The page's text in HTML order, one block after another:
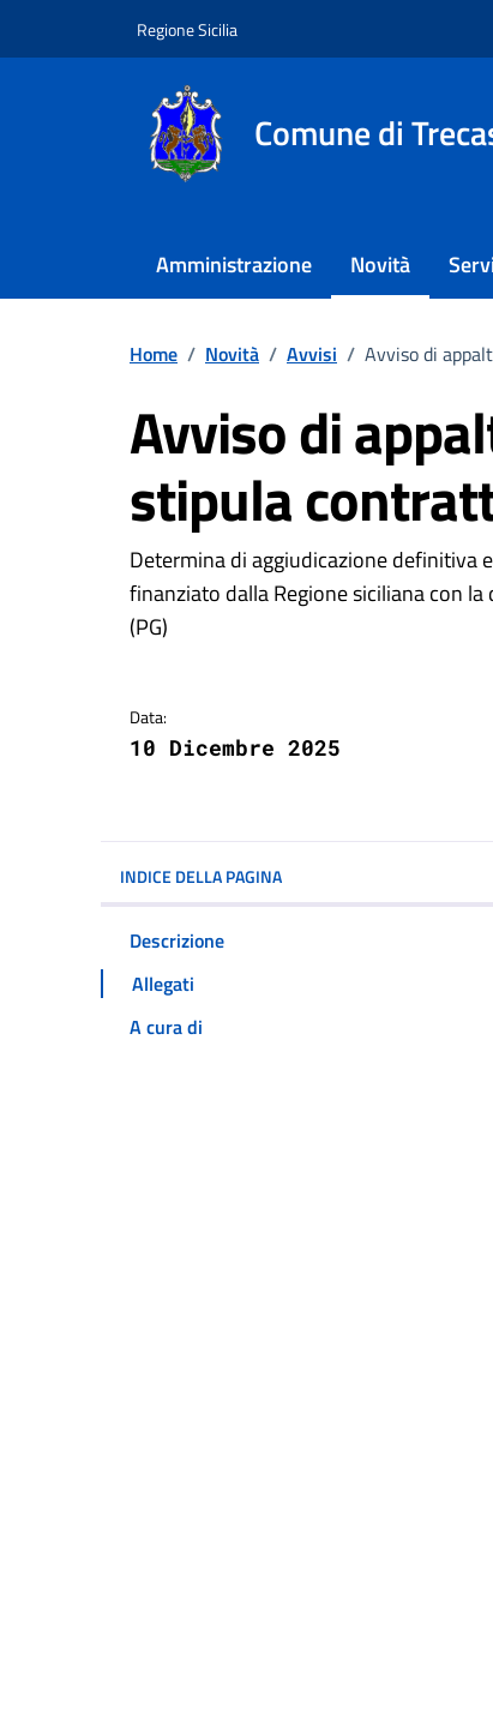
Regione Sicilia
Comune di
Amministrazione Novità
Home / Novità / Avvisi / Avviso di
Avviso di
stipula
Dettagli della
Determina di aggiudicazione definitiva
finanziato dalla Regione siciliana con la
(PG)
Data:
10 Dicembre 2025
INDICE DELLA PAGINA
Descrizione
Allegati
A cura di